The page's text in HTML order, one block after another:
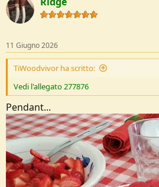
i
o
n
:
11 Giugno 2026
TiWoodvivor ha scritto:
Vedi l'allegato 277876
Pendant...